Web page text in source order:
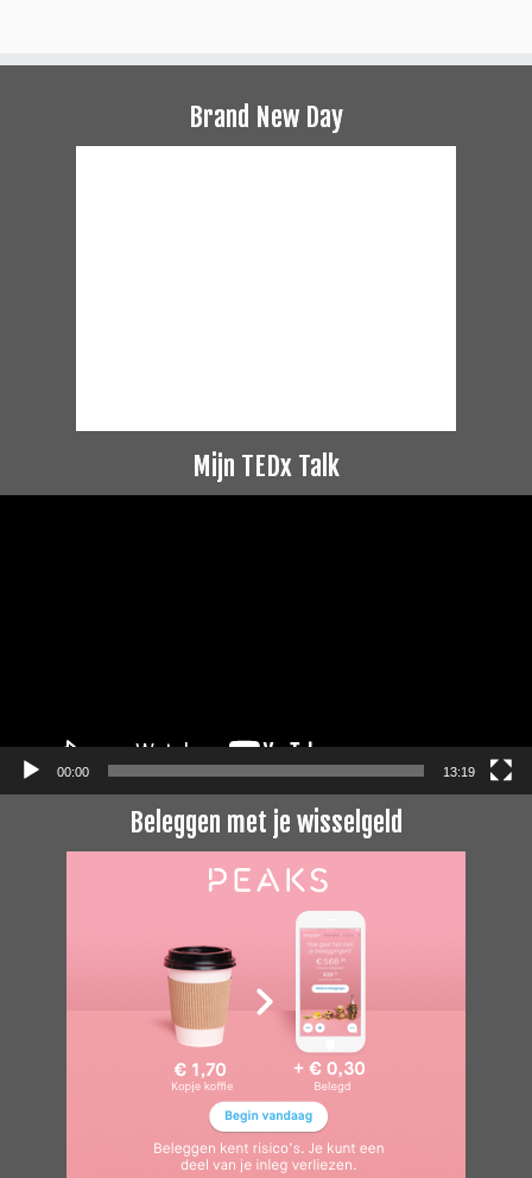
Brand New Day
Mijn TEDx Talk
00:00 13:19
Beleggen met je wisselgeld